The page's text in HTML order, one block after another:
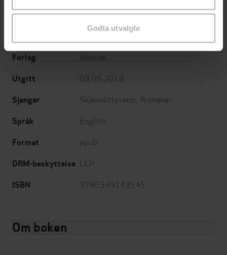
Godta utvalgte
Julian Rathbone
Forlag Abacus
Utgitt 03.05.2018
Sjanger Skjønnlitteratur Romaner
Språk English
Format epub
DRM-beskyttelse LCP
ISBN 9780349143545
Om boken